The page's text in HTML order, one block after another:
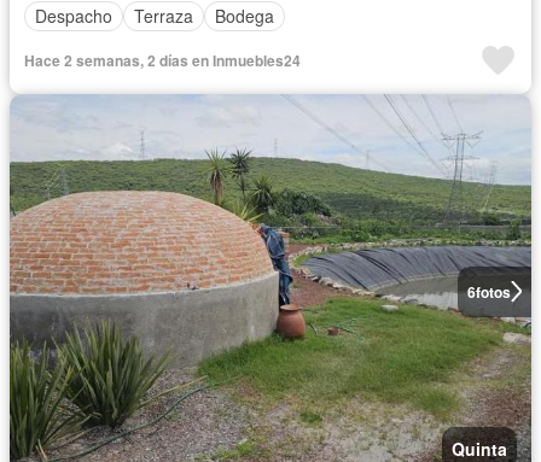
Despacho
Terraza Bodega
Hace 2 semanas, 2 días en Inmuebles24
6fotos
Quinta